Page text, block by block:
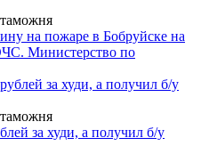
на пожаре в Бобруйске на
Министерство по
за худи, а получил б/у